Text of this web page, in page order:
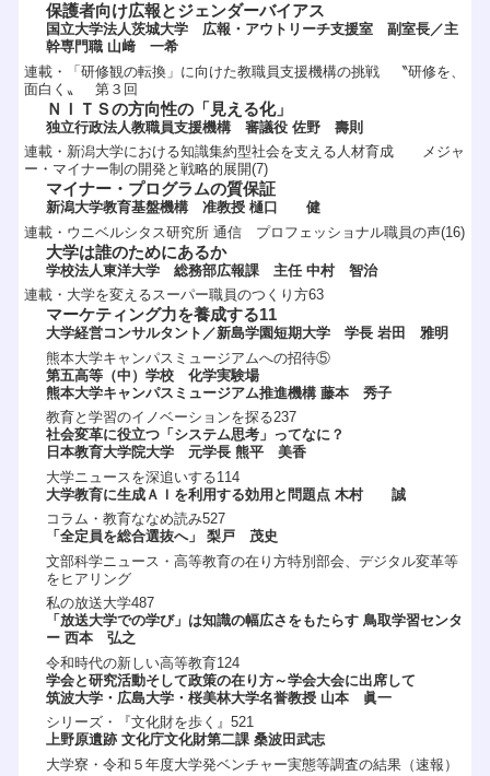
保護者向け広報とジェンダーバイアス
国立大学法人茨城大学 広報・アウトリーチ支援室 副室長／主
幹専門職 山﨑 一希
連載・「研修観の転換」に向けた教職員支援機構の挑戦 〝研修を、
面白く〟 第３回
ＮＩＴＳの方向性の「見える化」
独立行政法人教職員支援機構 審議役 佐野 壽則
連載・新潟大学における知識集約型社会を支える人材育成 メジャ
ー・マイナー制の開発と戦略的展開(7)
マイナー・プログラムの質保証
新潟大学教育基盤機構 准教授 樋口 健
連載・ウニベルシタス研究所 通信 プロフェッショナル職員の声(16)
大学は誰のためにあるか
学校法人東洋大学 総務部広報課 主任 中村 智治
連載・大学を変えるスーパー職員のつくり方63
マーケティング力を養成する11
大学経営コンサルタント／新島学園短期大学 学長 岩田 雅明
熊本大学キャンパスミュージアムへの招待⑤
第五高等（中）学校 化学実験場
熊本大学キャンパスミュージアム推進機構 藤本 秀子
教育と学習のイノベーションを探る237
社会変革に役立つ「システム思考」ってなに？
日本教育大学院大学 元学長 熊平 美香
大学ニュースを深追いする114
大学教育に生成ＡＩを利用する効用と問題点 木村 誠
コラム・教育ななめ読み527
「全定員を総合選抜へ」 梨戸 茂史
文部科学ニュース・高等教育の在り方特別部会、デジタル変革等
をヒアリング
私の放送大学487
「放送大学での学び」は知識の幅広さをもたらす 鳥取学習センタ
ー 西本 弘之
令和時代の新しい高等教育124
学会と研究活動そして政策の在り方～学会大会に出席して
筑波大学・広島大学・桜美林大学名誉教授 山本 眞一
シリーズ・『文化財を歩く』521
上野原遺跡 文化庁文化財第二課 桑波田武志
大学寮・令和５年度大学発ベンチャー実態等調査の結果（速報）